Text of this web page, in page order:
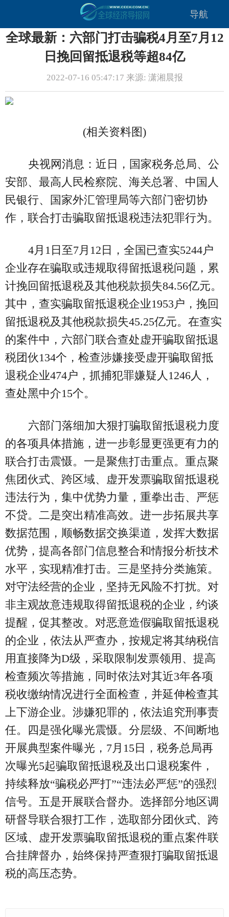
导航
全球最新：六部门打击骗税4月至7月12
日挽回留抵退税等超84亿
2022-07-16 05:47:17 来源: 潇湘晨报
(相关资料图)
央视网消息：近日，国家税务总局、公
安部、最高人民检察院、海关总署、中国人
民银行、国家外汇管理局等六部门密切协
作，联合打击骗取留抵退税违法犯罪行为。
4月1日至7月12日，全国已查实5244户
企业存在骗取或违规取得留抵退税问题，累
计挽回留抵退税及其他税款损失84.56亿元。
其中，查实骗取留抵退税企业1953户，挽回
留抵退税及其他税款损失45.25亿元。在查实
的案件中，六部门联合查处虚开骗取留抵退
税团伙134个，检查涉嫌接受虚开骗取留抵
退税企业474户，抓捕犯罪嫌疑人1246人，
查处黑中介15个。
六部门落细加大狠打骗取留抵退税力度
的各项具体措施，进一步彰显更强更有力的
联合打击震慑。一是聚焦打击重点。重点聚
焦团伙式、跨区域、虚开发票骗取留抵退税
违法行为，集中优势力量，重拳出击、严惩
不贷。二是突出精准高效。进一步拓展共享
数据范围，顺畅数据交换渠道，发挥大数据
优势，提高各部门信息整合和情报分析技术
水平，实现精准打击。三是坚持分类施策。
对守法经营的企业，坚持无风险不打扰。对
非主观故意违规取得留抵退税的企业，约谈
提醒，促其整改。对恶意造假骗取留抵退税
的企业，依法从严查办，按规定将其纳税信
用直接降为D级，采取限制发票领用、提高
检查频次等措施，同时依法对其近3年各项
税收缴纳情况进行全面检查，并延伸检查其
上下游企业。涉嫌犯罪的，依法追究刑事责
任。四是强化曝光震慑。分层级、不间断地
开展典型案件曝光，7月15日，税务总局再
次曝光5起骗取留抵退税及出口退税案件，
持续释放“骗税必严打”“违法必严惩”的强烈
信号。五是开展联合督办。选择部分地区调
研督导联合狠打工作，选取部分团伙式、跨
区域、虚开发票骗取留抵退税的重点案件联
合挂牌督办，始终保持严查狠打骗取留抵退
税的高压态势。